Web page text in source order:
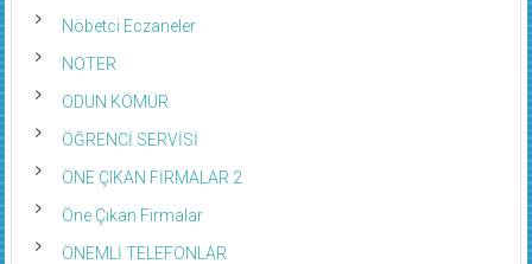
Nöbetci Eczaneler
NOTER
ODUN KÖMÜR
ÖĞRENCİ SERVİSİ
ÖNE ÇIKAN FİRMALAR 2
Öne Çıkan Firmalar
ÖNEMLİ TELEFONLAR